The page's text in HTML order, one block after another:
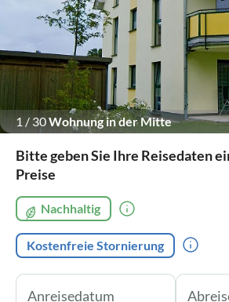
1 / 30Wohnung in der Mitte
Bitte geben Sie Ihre Reisedaten
Preise
Nachhaltig
Kostenfreie Stornierung